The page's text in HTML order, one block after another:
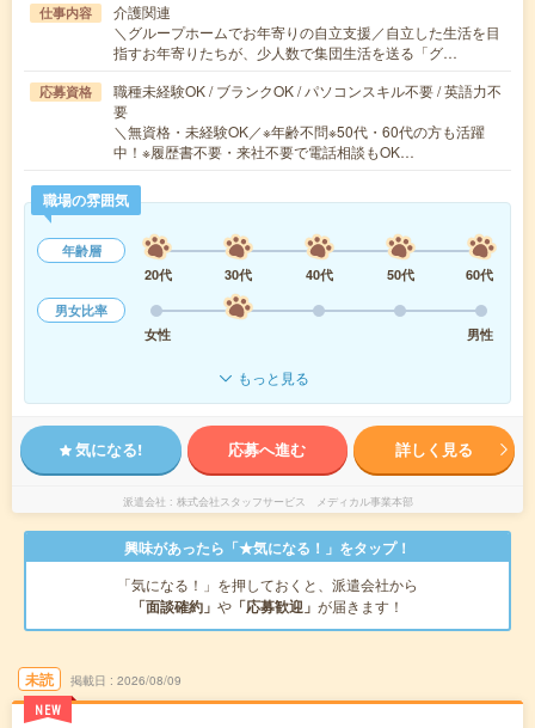
仕事内容
介護関連
＼グループホームでお年寄りの自立支援／自立した生活を目
指すお年寄りたちが、少人数で集団生活を送る「グ…
応募資格
職種未経験OK / ブランクOK / パソコンスキル不要 / 英語力不
要
＼無資格・未経験OK／※年齢不問※50代・60代の方も活躍
中！※履歴書不要・来社不要で電話相談もOK…
職場の雰囲気
年齢層
20代
30代 40代 50代
60代
男女比率
女性
男性
もっと見る
気になる! 応募へ進む 詳しく見る
派遣会社 株式会社スタッフサービス メディカル事業本部
興味があったら「★気になる！」をタップ！
「気になる！」を押しておくと、派遣会社から
「面談確約」 や 「応募歓迎」 が届きます！
未読
NEW
掲載日 2026/08/09